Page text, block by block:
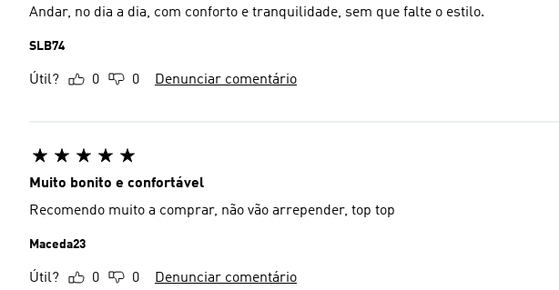
Andar, no dia a dia, com conforto e tranquilidade, sem que falte o estilo.
SLB74
Útil? 0 0 Denunciar comentário
Muito bonito e confortável
Recomendo muito a comprar, não vão arrepender, top top
Maceda23
Útil? 0 0 Denunciar comentário